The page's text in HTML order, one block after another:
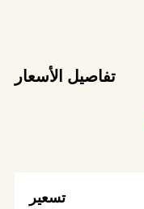
تفاصيل الأسعار